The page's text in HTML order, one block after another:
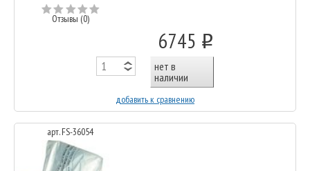
Отзывы (0)
6745 o
нет в
наличии
добавить к сравнению
арт. FS-36054